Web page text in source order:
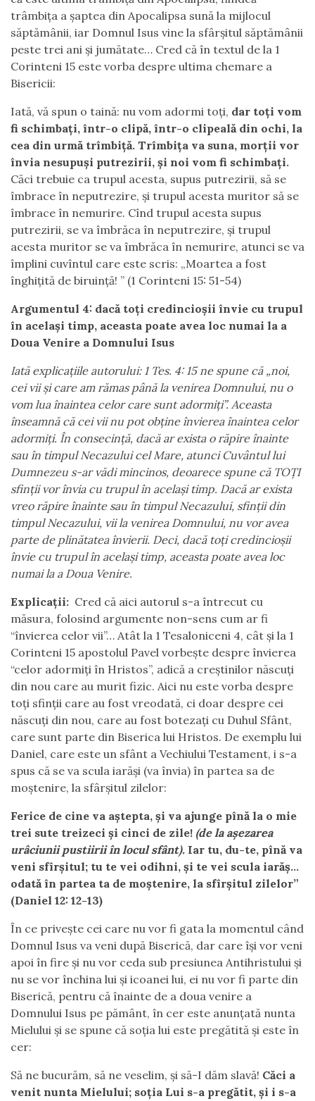
trâmbița a șaptea din Apocalipsa sună la mijlocul
săptămânii, iar Domnul Isus vine la sfârșitul săptămânii
peste trei ani și jumătate… Cred că în textul de la 1
Corinteni 15 este vorba despre ultima chemare a
Bisericii:
Iată, vă spun o taină: nu vom adormi toţi, dar toţi vom
fi schimbaţi, într-o clipă, într-o clipeală din ochi, la
cea din urmă trîmbiţă. Trîmbiţa va suna, morţii vor
învia nesupuşi putrezirii, şi noi vom fi schimbaţi.
Căci trebuie ca trupul acesta, supus putrezirii, să se
îmbrace în neputrezire, şi trupul acesta muritor să se
îmbrace în nemurire. Cînd trupul acesta supus
putrezirii, se va îmbrăca în neputrezire, şi trupul
acesta muritor se va îmbrăca în nemurire, atunci se va
împlini cuvîntul care este scris: „Moartea a fost
înghiţită de biruinţă! ” (1 Corinteni 15: 51-54)
Argumentul 4: dacă toți credincioșii învie cu trupul
în același timp, aceasta poate avea loc numai la a
Doua Venire a Domnului Isus
Iată explicațiile autorului: 1 Tes. 4: 15 ne spune că „noi,
cei vii și care am rămas până la venirea Domnului, nu o
vom lua înaintea celor care sunt adormiți”. Aceasta
înseamnă că cei vii nu pot obține învierea înaintea celor
adormiți. În consecință, dacă ar exista o răpire înainte
sau în timpul Necazului cel Mare, atunci Cuvântul lui
Dumnezeu s-ar vădi mincinos, deoarece spune că TOȚI
sfinții vor învia cu trupul în același timp. Dacă ar exista
vreo răpire înainte sau în timpul Necazului, sfinții din
timpul Necazului, vii la venirea Domnului, nu vor avea
parte de plinătatea învierii. Deci, dacă toți credincioșii
învie cu trupul în același timp, aceasta poate avea loc
numai la a Doua Venire.
Explicații: Cred că aici autorul s-a întrecut cu
măsura, folosind argumente non-sens cum ar fi
“învierea celor vii”… Atât la 1 Tesaloniceni 4, cât și la 1
Corinteni 15 apostolul Pavel vorbește despre învierea
“celor adormiți în Hristos”, adică a creștinilor născuți
din nou care au murit fizic. Aici nu este vorba despre
toți sfinții care au fost vreodată, ci doar despre cei
născuți din nou, care au fost botezați cu Duhul Sfânt,
care sunt parte din Biserica lui Hristos. De exemplu lui
Daniel, care este un sfânt a Vechiului Testament, i s-a
spus că se va scula iarăși (va învia) în partea sa de
moștenire, la sfârșitul zilelor:
Ferice de cine va aştepta, şi va ajunge pînă la o mie
trei sute treizeci şi cinci de zile! (de la așezarea
urâciunii pustiirii în locul sfânt). Iar tu, du-te, pînă va
veni sfîrşitul; tu te vei odihni, şi te vei scula iarăş…
odată în partea ta de moştenire, la sfîrşitul zilelor”
(Daniel 12: 12-13)
În ce privește cei care nu vor fi gata la momentul când
Domnul Isus va veni după Biserică, dar care își vor veni
apoi în fire și nu vor ceda sub presiunea Antihristului și
nu se vor închina lui și icoanei lui, ei nu vor fi parte din
Biserică, pentru că înainte de a doua venire a
Domnului Isus pe pământ, în cer este anunțată nunta
Mielului și se spune că soția lui este pregătită și este în
cer:
Să ne bucurăm, să ne veselim, şi să-I dăm slavă! Căci a
venit nunta Mielului; soţia Lui s-a pregătit, şi i s-a